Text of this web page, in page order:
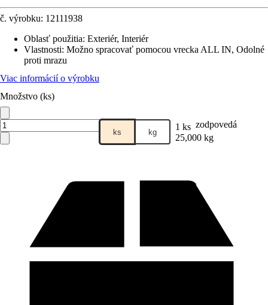
č. výrobku: 12111938
Oblasť použitia: Exteriér, Interiér
Vlastnosti: Možno spracovať pomocou vrecka ALL IN, Odolné
proti mrazu
Viac informácií o výrobku
Množstvo (ks)
ks kg 1 ks zodpovedá
25,000 kg